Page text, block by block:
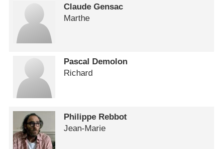
Claude Gensac
Marthe
Pascal Demolon
Richard
Philippe Rebbot
Jean-Marie